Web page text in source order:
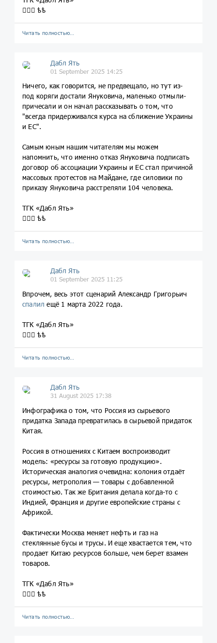
💁🏼‍♀️ ѣѣ
Читать полностью…
Дабл Ять
01 September 2025 14:25
Ничего, как говорится, не предвещало, но тут из-
под коряги достали Януковича, маленько отмыли-
причесали и он начал рассказывать о том, что
"всегда придерживался курса на сближение Украины
и ЕС".
Самым юным нашим читателям мы можем
напомнить, что именно отказ Януковича подписать
договор об ассоциации Украины и ЕС стал причиной
массовых протестов на Майдане, где силовики по
приказу Януковича расстреляли 104 человека.
ТГК «Дабл Ять»
💁🏼‍♀️ ѣѣ
Читать полностью…
Дабл Ять
01 September 2025 11:25
Впрочем, весь этот сценарий Александр Григорьич
спалил ещё 1 марта 2022 года.
ТГК «Дабл Ять»
💁🏼‍♀️ ѣѣ
Читать полностью…
Дабл Ять
31 August 2025 17:38
Инфографика о том, что Россия из сырьевого
придатка Запада превратилась в сырьевой придаток
Китая.
Россия в отношениях с Китаем воспроизводит
модель: «ресурсы за готовую продукцию».
Историческая аналогия очевидна: колония отдаёт
ресурсы, метрополия — товары с добавленной
стоимостью. Так же Британия делала когда-то с
Индией, Франция и другие европейские страны с
Африкой.
Фактически Москва меняет нефть и газ на
стеклянные бусы и трусы. И еще хвастается тем, что
продает Китаю ресурсов больше, чем берет взамен
товаров.
ТГК «Дабл Ять»
💁🏼‍♀️ ѣѣ
Читать полностью…